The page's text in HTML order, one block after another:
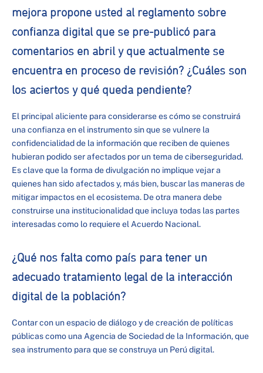
mejora propone usted al reglamento sobre
confianza digital que se pre-publicó para
comentarios en abril y que actualmente se
encuentra en proceso de revisión? ¿Cuáles son
los aciertos y qué queda pendiente?
El principal aliciente para considerarse es cómo se construirá
una confianza en el instrumento sin que se vulnere la
confidencialidad de la información que reciben de quienes
hubieran podido ser afectados por un tema de ciberseguridad.
Es clave que la forma de divulgación no implique vejar a
quienes han sido afectados y, más bien, buscar las maneras de
mitigar impactos en el ecosistema. De otra manera debe
construirse una institucionalidad que incluya todas las partes
interesadas como lo requiere el Acuerdo Nacional.
¿Qué nos falta como país para tener un
adecuado tratamiento legal de la interacción
digital de la población?
Contar con un espacio de diálogo y de creación de políticas
públicas como una Agencia de Sociedad de la Información, que
sea instrumento para que se construya un Perú digital.